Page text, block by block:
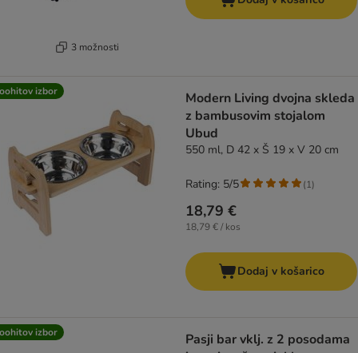
3 možnosti
izbor
Modern Living dvojna skleda
z bambusovim stojalom
Ubud
550 ml, D 42 x Š 19 x V 20 cm
18,79 €
18,79 € / kos
Rating: 5/5 (1)
Dodaj v košarico
izbor
Pasji bar vklj. z 2 posodama